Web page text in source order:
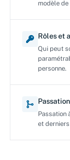
modèle
Rôles et
Qui peut
personne.
Passation
et